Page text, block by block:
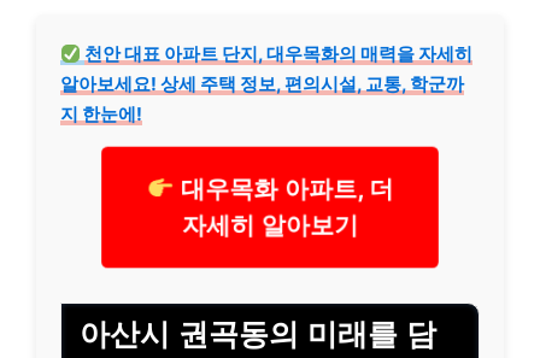
천안 대표 아파트 단지, 대우목화의 매력을 자세히
알아보세요! 상세 주택 정보, 편의시설, 교통, 학군까
지 한눈에!
대우목화 아파트, 더
자세히 알아보기
아산시 권곡동의 미래를 담